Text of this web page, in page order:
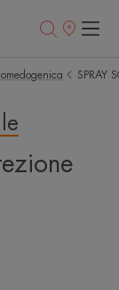
Punti
SPRAY